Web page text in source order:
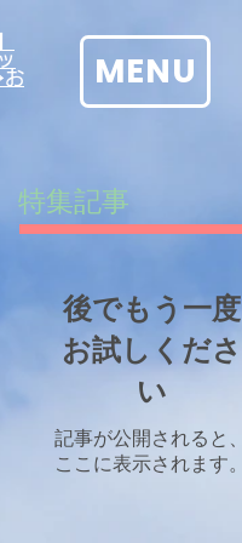
お
MENU
特集記事
後でもう一度
お試しくださ
い
記事が公開されると、
ここに表示されます。